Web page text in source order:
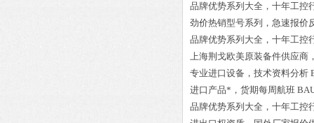
品牌优势系列大全，十年工控
劲价热销型号系列，急速报价
品牌优势系列大全，十年工控
上海荆戈欧美原装备件供应商
专业进口设备，技术资料分析
进口产品*，货期每周航班
品牌优势系列大全，十年工控